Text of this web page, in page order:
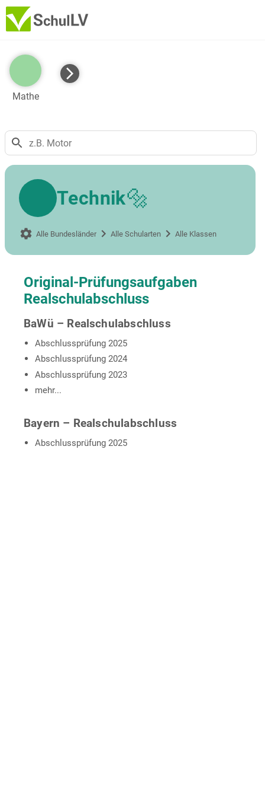
Mathe
Technik🔩
Alle Bundesländer Alle Schularten Alle Klassen
Original-Prüfungsaufgaben
Realschulabschluss
BaWü – Realschulabschluss
Abschlussprüfung 2025
Abschlussprüfung 2024
Abschlussprüfung 2023
mehr...
Bayern – Realschulabschluss
Abschlussprüfung 2025